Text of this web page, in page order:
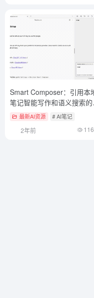
Smart Composer：引用本
笔记智能写作和语义搜索的
Obsidian插件
最新AI资源 # AI笔记
2年前